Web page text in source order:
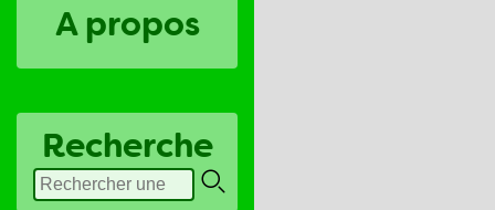
A propos
Recherche